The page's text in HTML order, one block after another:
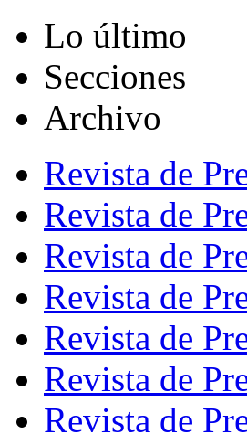
Lo último
Secciones
Archivo
Revista de
Revista de
Revista de
Revista de
Revista de
Revista de
Revista de